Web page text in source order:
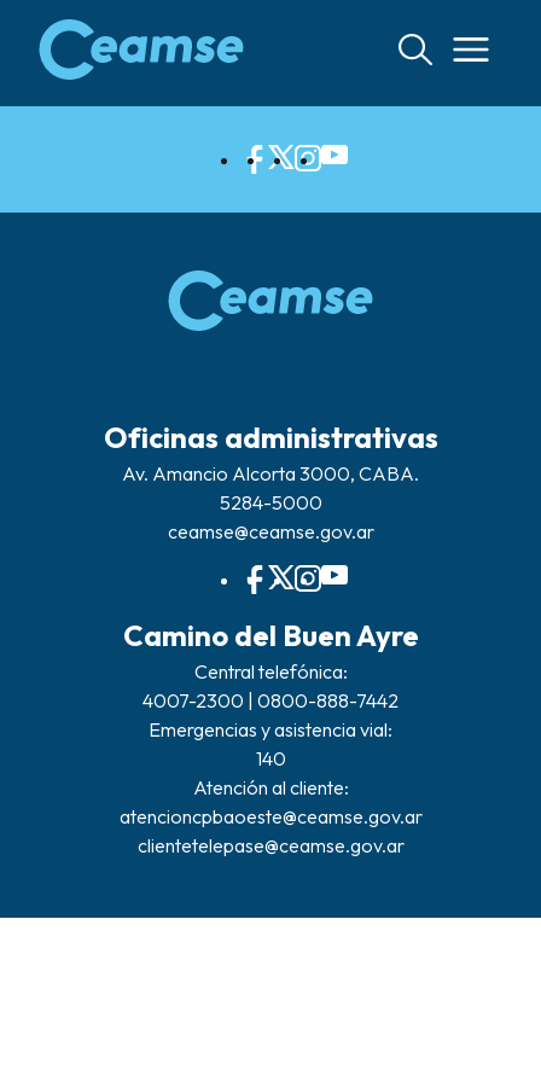
contenido
Oficinas administrativas
Av. Amancio Alcorta 3000, CABA.
5284-5000
ceamse@ceamse.gov.ar
Camino del Buen Ayre
Central telefónica:
4007-2300 | 0800-888-7442
Emergencias y asistencia vial:
140
Atención al cliente:
atencioncpbaoeste@ceamse.gov.ar
clientetelepase@ceamse.gov.ar